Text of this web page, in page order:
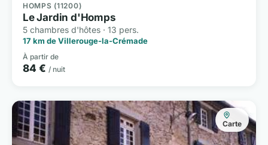
HOMPS (11200)
Le Jardin d'Homps
5 chambres d'hôtes · 13 pers.
17 km de Villerouge-la-Crémade
À partir de
84 € / nuit
Carte